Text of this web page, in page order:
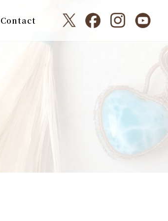
Contact